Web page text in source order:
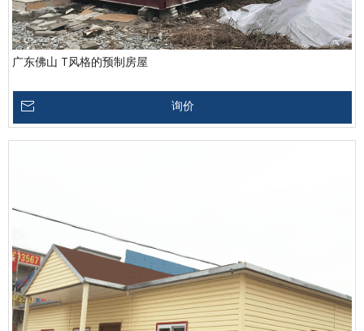
广东佛山 T风格的预制房屋
询价